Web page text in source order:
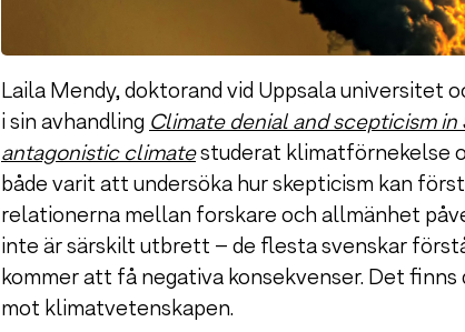
Laila Mendy, doktorand vid Uppsala universitet
i sin avhandlingClimate denial and scepticism
antagonistic climatestuderat klimatförnekelse
både varit att undersöka hur skepticism kan
relationerna mellan forskare och allmänhet
inte är särskilt utbrett – de flesta svenskar
kommer att få negativa konsekvenser. Det
mot klimatvetenskapen.